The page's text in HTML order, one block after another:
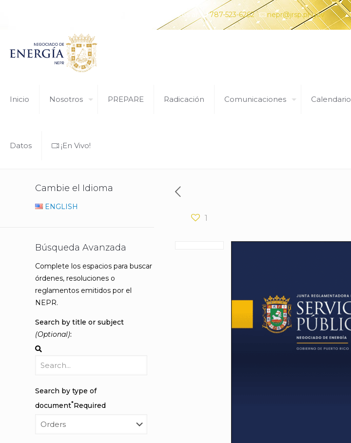
¿Tiene alguna pregunta? Comunícate con nosotros al 787-523-6262 nepr@jrsp.pr.gov
Inicio Nosotros PREPARE Radicación Comunicaciones Calendario
Datos ¡En Vivo!
1
Cambie el Idioma
ENGLISH
Búsqueda Avanzada
Complete los espacios para buscar
órdenes, resoluciones o
reglamentos emitidos por el
NEPR.
Search by title or subject
(Optional):
Search by type of
document*Required